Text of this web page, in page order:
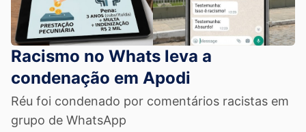
Racismo no Whats leva a
condenação em Apodi
Réu foi condenado por comentários racistas em
grupo de WhatsApp